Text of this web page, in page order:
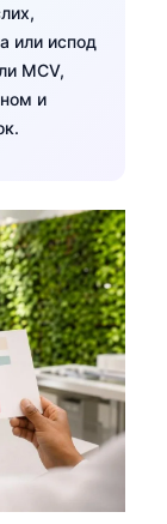
или испод
MCV,
и